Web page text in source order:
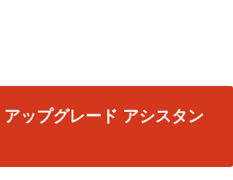
ップグレード アシスタン